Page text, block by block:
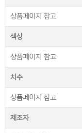
상품페이지 참고
색상
상품페이지 참고
치수
상품페이지 참고
제조자